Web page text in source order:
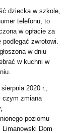
dziecka w szkole,
telefonu, to
w opłacie za
zwrotowi.
w dniu
w kuchni w
2020 r.,
czym zmiana
poziomu
Dom